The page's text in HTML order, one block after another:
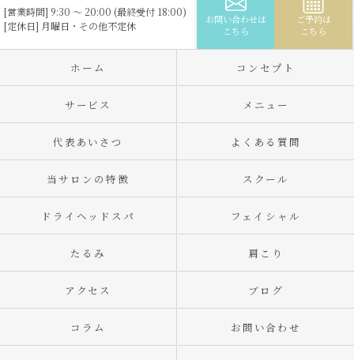
[営業時間] 9:30 ～ 20:00 (最終受付 18:00)
[定休日] 月曜日・その他不定休
お問い合わせは
こちら
ご予約は
こちら
ホーム コンセプト
サービス メニュー
代表あいさつ よくある質問
当サロンの特徴 スクール
ドライヘッドスパ フェイシャル
たるみ 肩こり
アクセス ブログ
コラム お問い合わせ